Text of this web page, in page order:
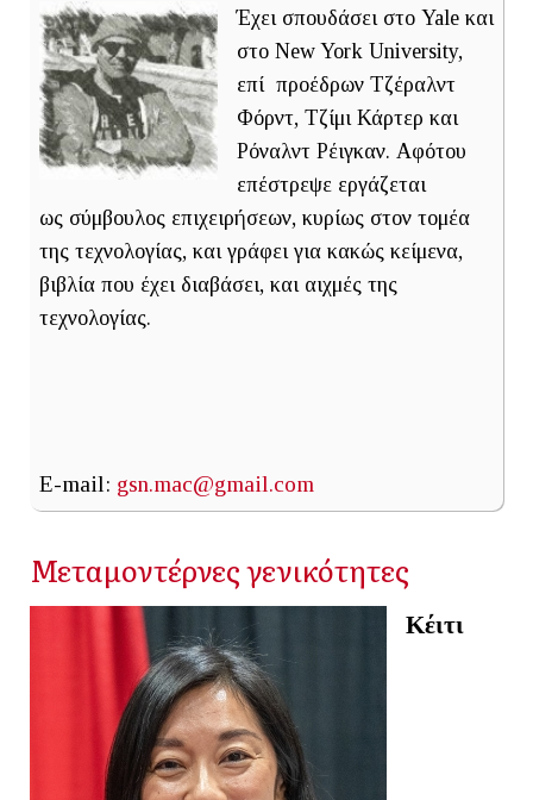
Έχει σπουδάσει στο Yale και
στο New York University,
επί προέδρων Τζέραλντ
Φόρντ, Τζίμι Κάρτερ και
Ρόναλντ Ρέιγκαν. Αφότου
επέστρεψε εργάζεται
ως σύμβουλος επιχειρήσεων, κυρίως στον τομέα
της τεχνολογίας, και γράφει για κακώς κείμενα,
βιβλία που έχει διαβάσει, και αιχμές της
τεχνολογίας.
E-mail: gsn.mac@gmail.com
Μεταμοντέρνες γενικότητες
Κέιτι